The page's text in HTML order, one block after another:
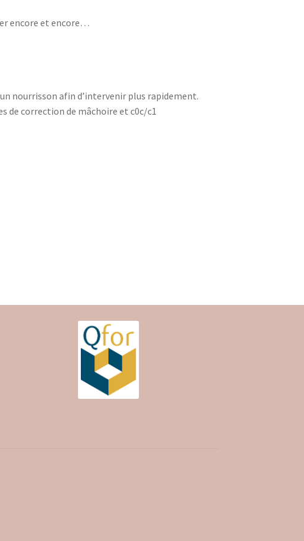
encore et encore…
nourrisson afin d’intervenir plus rapidement.
de correction de mâchoire et c0c/c1